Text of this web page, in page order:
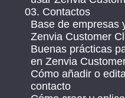
03. Contactos
Base de empresas
Zenvia Customer
Buenas prácticas
en Zenvia
Cómo añadir o
contacto